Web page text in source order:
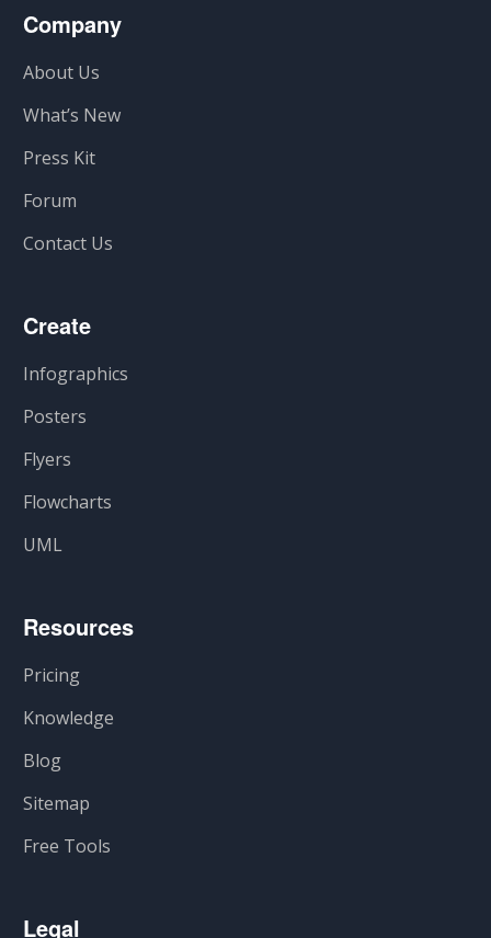
Company
About Us
What’s New
Press Kit
Forum
Contact Us
Create
Infographics
Posters
Flyers
Flowcharts
UML
Resources
Pricing
Knowledge
Blog
Sitemap
Free Tools
Legal